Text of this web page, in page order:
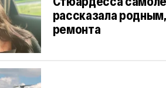
рассказала
ремонта